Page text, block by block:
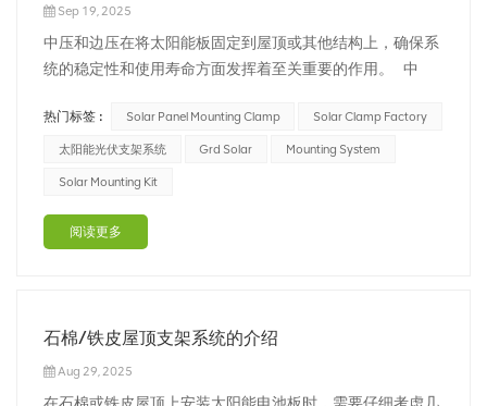
Sep 19, 2025
中压和边压在将太阳能板固定到屋顶或其他结构上，确保系
统的稳定性和使用寿命方面发挥着至关重要的作用。 中
雄。这些部件负责沿太阳能板的宽度方向（通常位于中间部
分）进行固定。中压有各种形状和尺寸，以适应不同的太阳
能板尺寸和屋顶类型。它们旨在将...
热门标签 : Solar Panel Mounting Clamp Solar Clamp Factory
太阳能光伏支架系统 Grd Solar Mounting System
Solar Mounting Kit
阅读更多
石棉/铁皮屋顶支架系统的介绍
Aug 29, 2025